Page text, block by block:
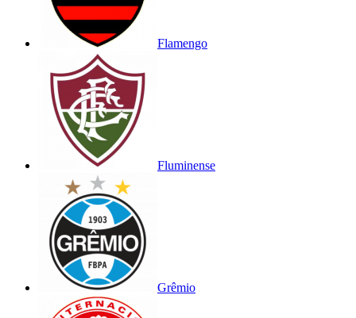
Flamengo
Fluminense
Grêmio